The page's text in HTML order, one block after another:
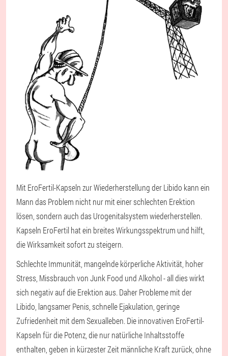
Mit EroFertil-Kapseln zur Wiederherstellung der Libido kann ein
Mann das Problem nicht nur mit einer schlechten Erektion
lösen, sondern auch das Urogenitalsystem wiederherstellen.
Kapseln EroFertil hat ein breites Wirkungsspektrum und hilft,
die Wirksamkeit sofort zu steigern.
Schlechte Immunität, mangelnde körperliche Aktivität, hoher
Stress, Missbrauch von Junk Food und Alkohol - all dies wirkt
sich negativ auf die Erektion aus. Daher Probleme mit der
Libido, langsamer Penis, schnelle Ejakulation, geringe
Zufriedenheit mit dem Sexualleben. Die innovativen EroFertil-
Kapseln für die Potenz, die nur natürliche Inhaltsstoffe
enthalten, geben in kürzester Zeit männliche Kraft zurück, ohne